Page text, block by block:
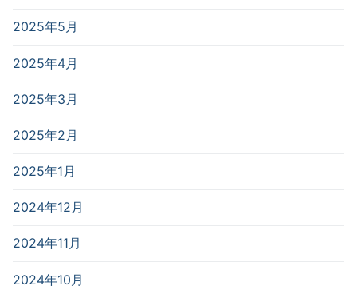
2025年5月
2025年4月
2025年3月
2025年2月
2025年1月
2024年12月
2024年11月
2024年10月